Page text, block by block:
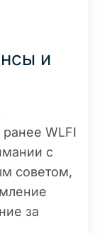
и
WLFI
с
советом,
за